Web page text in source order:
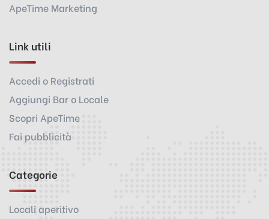
ApeTime Marketing
Link utili
Accedi o Registrati
Aggiungi Bar o Locale
Scopri ApeTime
Fai pubblicità
Categorie
Locali aperitivo